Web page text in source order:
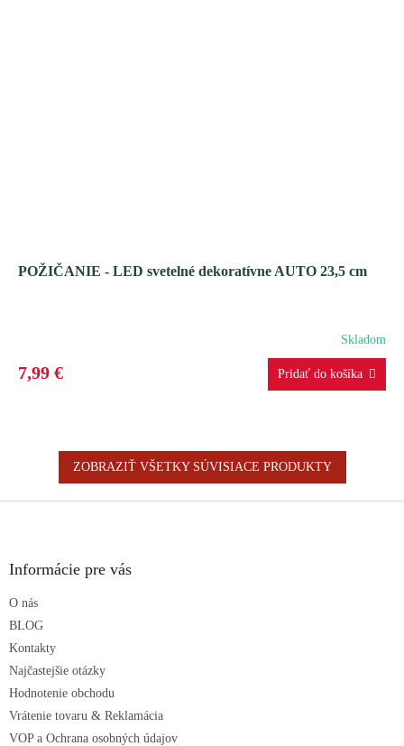
POŽIČANIE - LED svetelné dekoratívne AUTO 23,5 cm
Skladom
7,99 €
ZOBRAZIŤ VŠETKY SÚVISIACE PRODUKTY
Informácie pre vás
O nás
BLOG
Kontakty
Najčastejšie otázky
Hodnotenie obchodu
Vrátenie tovaru & Reklamácia
VOP a Ochrana osobných údajov